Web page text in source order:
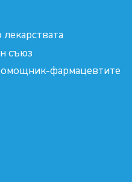
съюз
фармацевтите